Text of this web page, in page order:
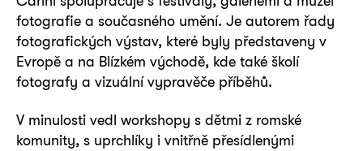
fotografie a současného umění. Je autorem řady
fotografických výstav, které byly představeny v
Evropě a na Blízkém východě, kde také školí
fotografy a vizuální vypravěče příběhů.
V minulosti vedl workshopy s dětmi z romské
komunity, s uprchlíky i vnitřně přesídlenými